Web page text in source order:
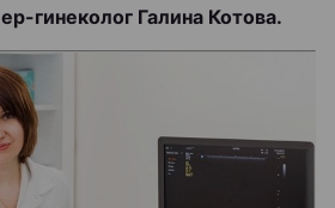
гинеколог Галина Котова.